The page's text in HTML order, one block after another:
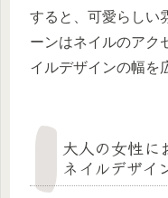
すると、可愛らしい
ーンはネイルのアク
イルデザインの幅を
大人の女性に
ネイルデザイ